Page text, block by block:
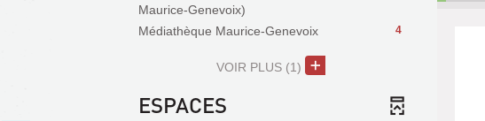
Maurice-Genevoix)
4
Médiathèque Maurice-Genevoix
VOIR PLUS (1)
ESPACES